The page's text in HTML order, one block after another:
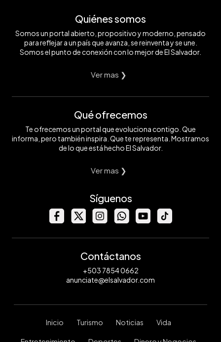
Quiénes somos
Somos un portal abierto, propositivo y moderno, pensado
para reflejar a un país que avanza, se reinventa y se une.
Somos el punto de conexión con lo mejor de El Salvador.
Ver mas ❯
Qué ofrecemos
Te ofrecemos un portal que evoluciona contigo. Que
informa, pero también inspira. Que te representa. Mostramos
de lo que está hecho El Salvador.
Ver mas ❯
Síguenos
Contáctanos
+503 7854 0662
anunciate@elsalvador.com
Inicio Turismo Noticias Vida